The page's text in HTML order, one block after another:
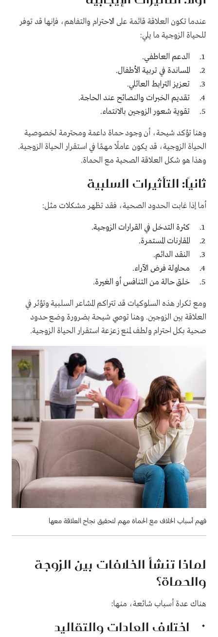
عندما تكون العلاقة قائمة على الاحترام والتفاهم، فإنها قد توفر
للحياة الزوجية ما يلي:
الدعم العاطفي.
المساندة في تربية الأطفال.
تعزيز الترابط العائلي.
تقديم الخبرات والنصائح عند الحاجة.
تقوية شعور الزوجين بالانتماء.
وهنا تؤكد شيحة، أن وجود حماة داعمة ومحترمة لخصوصية
الحياة الزوجية، قد يكون عاملًا مهمًا في استقرار الحياة الزوجية.
وهذا هو شكل العلاقة الصحية مع الحماة.
ثانيًا: التأثيرات السلبية
أما إذا غابت الحدود الصحية، فقد تظهر مشكلات مثل:
كثرة التدخل في القرارات الزوجية.
المقارنات المستمرة.
النقد الدائم.
محاولة فرض الآراء.
خلق حالة من التنافس أو الغيرة.
ومع تكرار هذه السلوكيات قد تتراكم المشاعر السلبية وتؤثر في
العلاقة بين الزوجين. وهنا توصي شيحة بضرورة وضع حدود
صحية بكل احترام ولطف لمنع زعزعة استقرار الحياة الزوجية.
فهم أسباب الخلاف مع الحماة مهم لتحقيق نجاح العلاقة معها
لماذا تنشأ الخلافات بين الزوجة
والحماة؟
هناك عدة أسباب شائعة، منها:
اختلاف العادات والتقاليد